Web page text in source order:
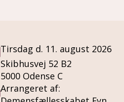
Tirsdag d. 11. august 2026
Skibhusvej 52 B2
5000 Odense C
Arrangeret af: